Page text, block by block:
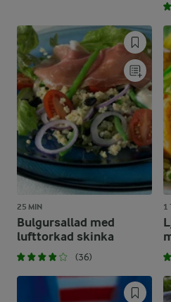
25 MIN
Bulgursallad med
lufttorkad skinka
(36)
1